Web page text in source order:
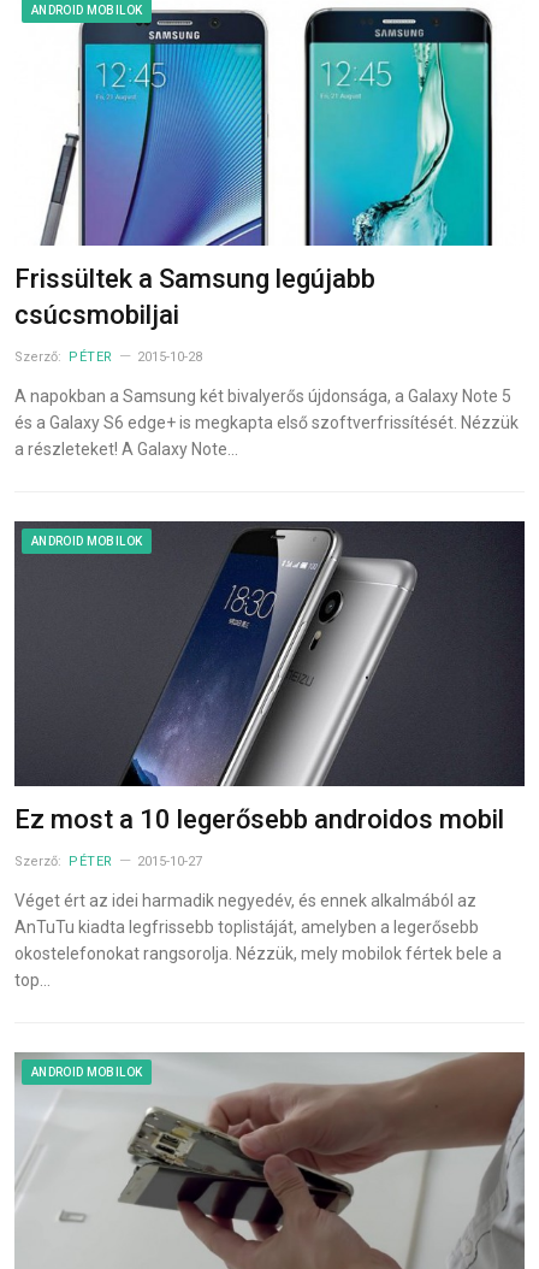
ANDROID MOBILOK
Frissültek a Samsung legújabb
csúcsmobiljai
Szerző: PÉTER 2015-10-28
A napokban a Samsung két bivalyerős újdonsága, a Galaxy Note 5
és a Galaxy S6 edge+ is megkapta első szoftverfrissítését. Nézzük
a részleteket! A Galaxy Note…
ANDROID MOBILOK
Ez most a 10 legerősebb androidos mobil
Szerző: PÉTER 2015-10-27
Véget ért az idei harmadik negyedév, és ennek alkalmából az
AnTuTu kiadta legfrissebb toplistáját, amelyben a legerősebb
okostelefonokat rangsorolja. Nézzük, mely mobilok fértek bele a
top…
ANDROID MOBILOK